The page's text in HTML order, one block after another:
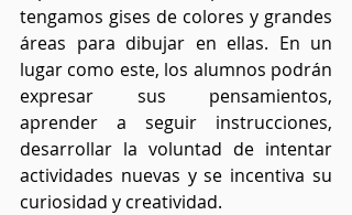
tengamos gises de colores y grandes
áreas para dibujar en ellas. En un
lugar como este, los alumnos podrán
expresar sus pensamientos,
aprender a seguir instrucciones,
desarrollar la voluntad de intentar
actividades nuevas y se incentiva su
curiosidad y creatividad.